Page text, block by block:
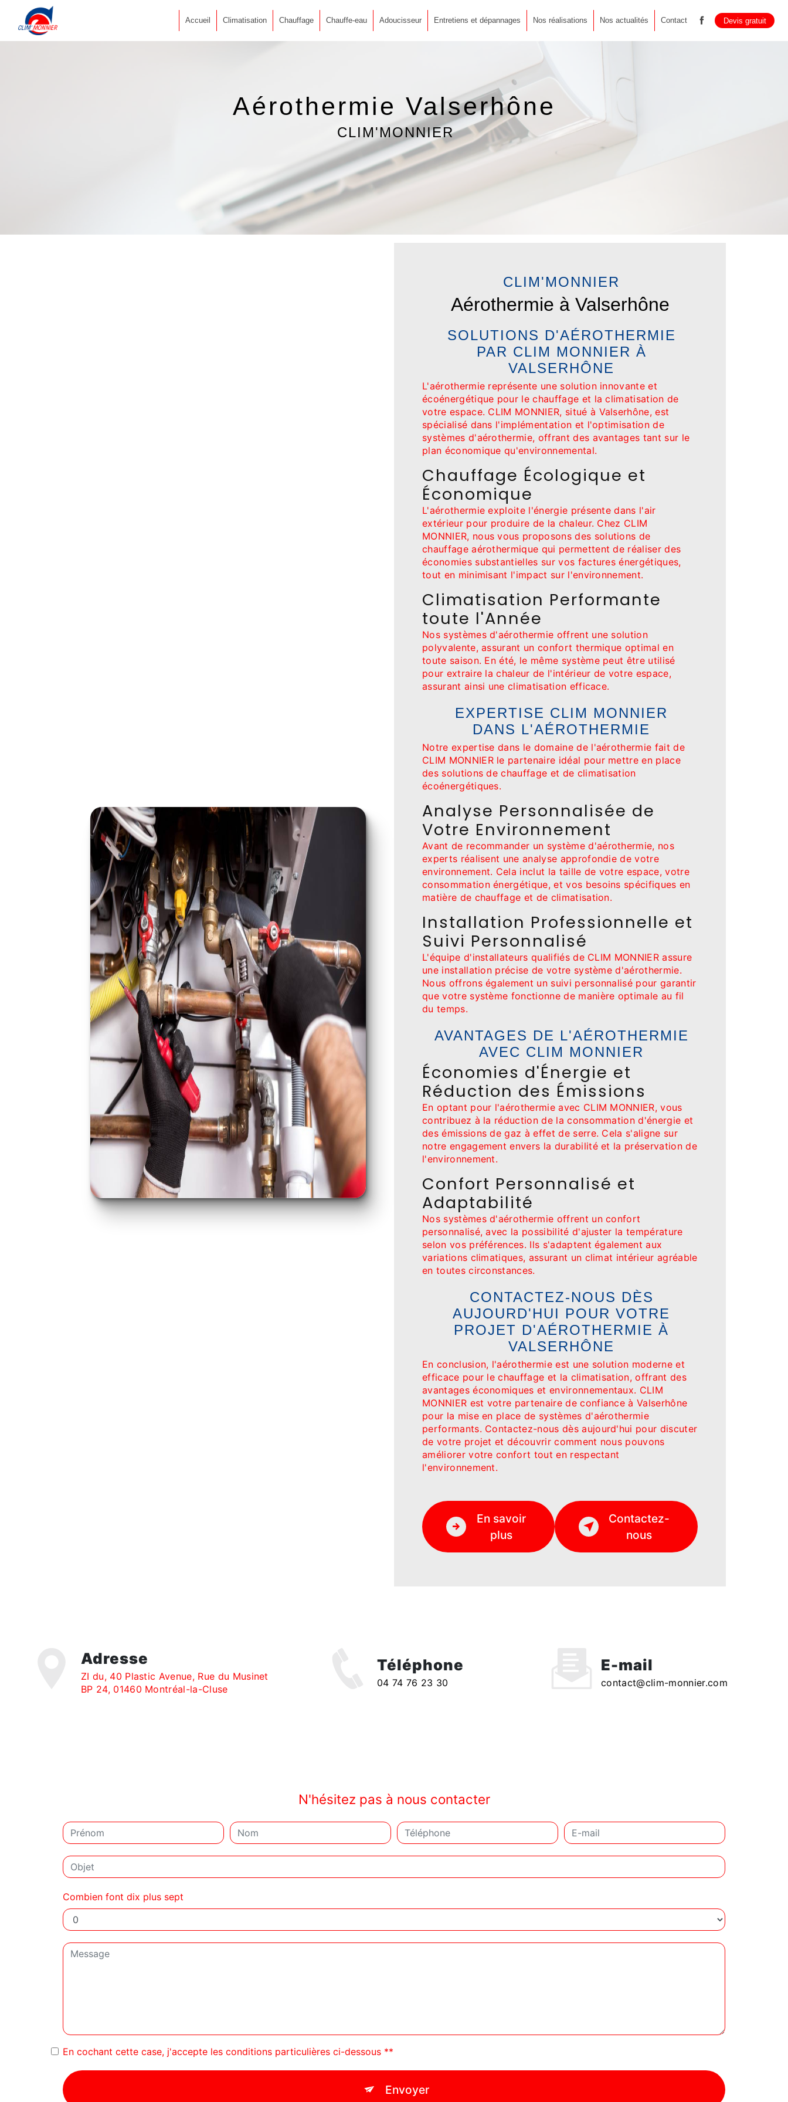
Accueil Climatisation Chauffage Chauffe-eau Adoucisseur Entretiens et dépannages Nos réalisations Nos actualités Contact Devis gratuit
Aérothermie Valserhône
CLIM'MONNIER
CLIM'MONNIER
Aérothermie à Valserhône
SOLUTIONS D'AÉROTHERMIE
PAR CLIM MONNIER À
VALSERHÔNE
L'aérothermie représente une solution innovante et
écoénergétique pour le chauffage et la climatisation de
votre espace. CLIM MONNIER, situé à Valserhône, est
spécialisé dans l'implémentation et l'optimisation de
systèmes d'aérothermie, offrant des avantages tant sur le
plan économique qu'environnemental.
Chauffage Écologique et
Économique
L'aérothermie exploite l'énergie présente dans l'air
extérieur pour produire de la chaleur. Chez CLIM
MONNIER, nous vous proposons des solutions de
chauffage aérothermique qui permettent de réaliser des
économies substantielles sur vos factures énergétiques,
tout en minimisant l'impact sur l'environnement.
Climatisation Performante
toute l'Année
Nos systèmes d'aérothermie offrent une solution
polyvalente, assurant un confort thermique optimal en
toute saison. En été, le même système peut être utilisé
pour extraire la chaleur de l'intérieur de votre espace,
assurant ainsi une climatisation efficace.
EXPERTISE CLIM MONNIER
DANS L'AÉROTHERMIE
Notre expertise dans le domaine de l'aérothermie fait de
CLIM MONNIER le partenaire idéal pour mettre en place
des solutions de chauffage et de climatisation
écoénergétiques.
Analyse Personnalisée de
Votre Environnement
Avant de recommander un système d'aérothermie, nos
experts réalisent une analyse approfondie de votre
environnement. Cela inclut la taille de votre espace, votre
consommation énergétique, et vos besoins spécifiques en
matière de chauffage et de climatisation.
Installation Professionnelle et
Suivi Personnalisé
L'équipe d'installateurs qualifiés de CLIM MONNIER assure
une installation précise de votre système d'aérothermie.
Nous offrons également un suivi personnalisé pour garantir
que votre système fonctionne de manière optimale au fil
du temps.
AVANTAGES DE L'AÉROTHERMIE
AVEC CLIM MONNIER
Économies d'Énergie et
Réduction des Émissions
En optant pour l'aérothermie avec CLIM MONNIER, vous
contribuez à la réduction de la consommation d'énergie et
des émissions de gaz à effet de serre. Cela s'aligne sur
notre engagement envers la durabilité et la préservation de
l'environnement.
Confort Personnalisé et
Adaptabilité
Nos systèmes d'aérothermie offrent un confort
personnalisé, avec la possibilité d'ajuster la température
selon vos préférences. Ils s'adaptent également aux
variations climatiques, assurant un climat intérieur agréable
en toutes circonstances.
CONTACTEZ-NOUS DÈS
AUJOURD'HUI POUR VOTRE
PROJET D'AÉROTHERMIE À
VALSERHÔNE
En conclusion, l'aérothermie est une solution moderne et
efficace pour le chauffage et la climatisation, offrant des
avantages économiques et environnementaux. CLIM
MONNIER est votre partenaire de confiance à Valserhône
pour la mise en place de systèmes d'aérothermie
performants. Contactez-nous dès aujourd'hui pour discuter
de votre projet et découvrir comment nous pouvons
améliorer votre confort tout en respectant
l'environnement.
En savoir
plus
Contactez-
nous
Adresse
ZI du, 40 Plastic Avenue, Rue du Musinet
BP 24, 01460 Montréal-la-Cluse
Téléphone
04 74 76 23 30
E-mail
contact@clim-monnier.com
N'hésitez pas à nous contacter
Combien font dix plus sept
En cochant cette case, j'accepte les conditions particulières ci-dessous **
Envoyer
Panneau de gestion des cookies